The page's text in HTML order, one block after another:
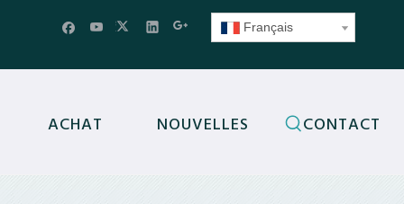
Français
ACHAT NOUVELLES CONTACT